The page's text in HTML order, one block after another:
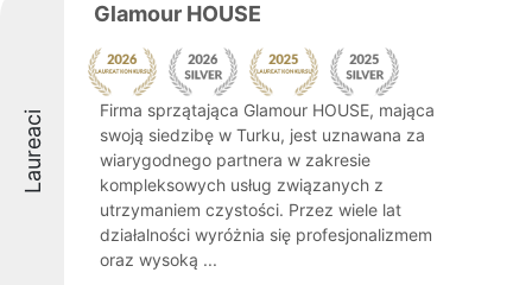
Laureaci
Glamour HOUSE
Firma sprzątająca Glamour HOUSE, mająca
swoją siedzibę w Turku, jest uznawana za
wiarygodnego partnera w zakresie
kompleksowych usług związanych z
utrzymaniem czystości. Przez wiele lat
działalności wyróżnia się profesjonalizmem
oraz wysoką ...